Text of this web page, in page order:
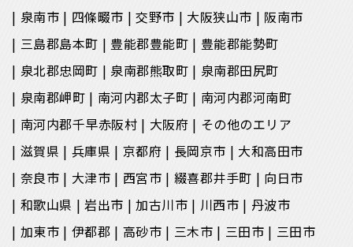
泉南市
四條畷市 交野市 大阪狭山市
阪南市
三島郡島本町
豊能郡豊能町
豊能郡能勢町
泉北郡忠岡町
泉南郡熊取町
泉南郡田尻町
泉南郡岬町
南河内郡太子町
南河内郡河南町
南河内郡千早赤阪村
大阪府
その他のエリア
滋賀県
兵庫県 京都府 長岡京市
大和高田市
奈良市
大津市 西宮市 綴喜郡井手町
向日市
和歌山県
岩出市 加古川市 川西市
丹波市
加東市
伊都郡 高砂市 三木市 三田市
三田市